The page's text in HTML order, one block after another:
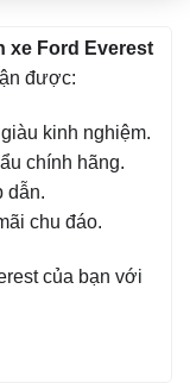
xe Ford Everest
được:
kinh nghiệm.
chính hãng.
dẫn.
chu đáo.
của bạn với